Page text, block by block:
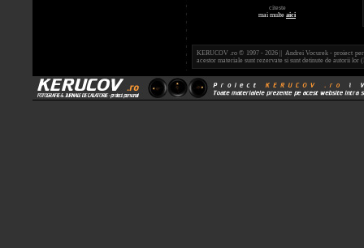
citeste
mai multe aici
KERUCOV .ro © 1997 - 2026 || Andrei Vocurek - proiect
acestor materiale sunt rezervate si sunt detinute de autorii